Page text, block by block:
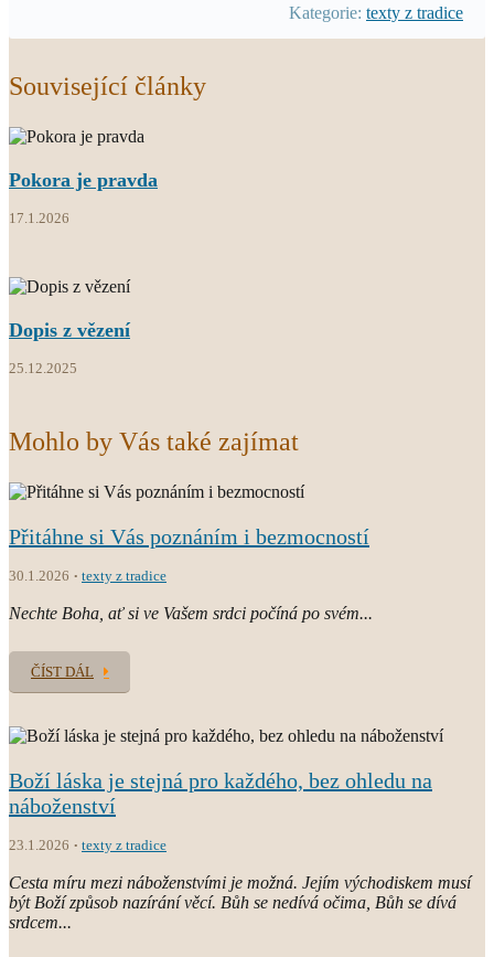
Kategorie: texty z tradice
Související články
Pokora je pravda
17.1.2026
Dopis z vězení
25.12.2025
Mohlo by Vás také zajímat
Přitáhne si Vás poznáním i bezmocností
30.1.2026 texty z tradice
Nechte Boha, ať si ve Vašem srdci počíná po svém...
ČÍST DÁL
Boží láska je stejná pro každého, bez ohledu na
náboženství
23.1.2026 texty z tradice
Cesta míru mezi náboženstvími je možná. Jejím východiskem musí
být Boží způsob nazírání věcí. Bůh se nedívá očima, Bůh se dívá
srdcem...